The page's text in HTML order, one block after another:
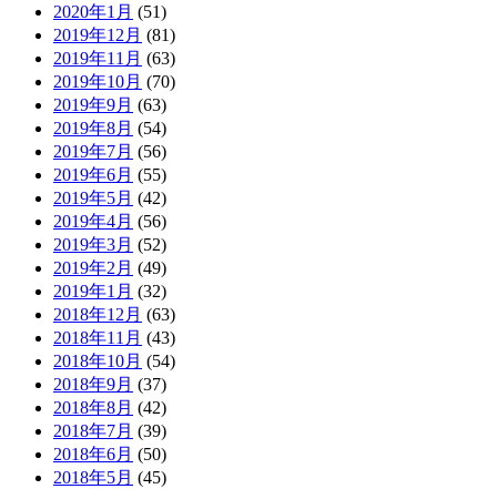
2020年1月 (51)
2019年12月 (81)
2019年11月 (63)
2019年10月 (70)
2019年9月 (63)
2019年8月 (54)
2019年7月 (56)
2019年6月 (55)
2019年5月 (42)
2019年4月 (56)
2019年3月 (52)
2019年2月 (49)
2019年1月 (32)
2018年12月 (63)
2018年11月 (43)
2018年10月 (54)
2018年9月 (37)
2018年8月 (42)
2018年7月 (39)
2018年6月 (50)
2018年5月 (45)